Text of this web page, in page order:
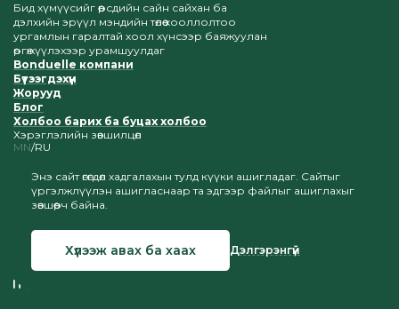
Бид хүмүүсийг өөрсдийн сайн сайхан ба
дэлхийн эрүүл мэндийн төлөө хооллолтоо
ургамлын гаралтай хоол хүнсээр баяжуулан
өргөжүүлэхээр урамшуулдаг
Bonduelle компани
Бүтээгдэхүүн
Жорууд
Блог
Холбоо барих ба буцах холбоо
Хэрэглэлийн зөвшилцөл
MN RU
Манай сайт руу орох холбоосыг хадгалсан бол
© 2026 Bonduelle Монгол
Сайт бүтээх
Энэ сайт өгөгдөл хадгалахын тулд күүки ашигладаг. Сайтыг
үргэлжлүүлэн ашигласнаар та эдгээр файлыг ашиглахыг
зөвшөөрч байна.
Хүлээж авах ба хаах Дэлгэрэнгүй